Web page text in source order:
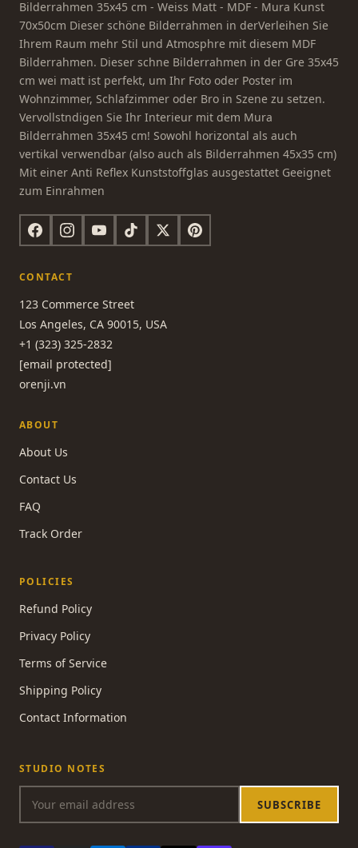
Bilderrahmen 35x45 cm - Weiss Matt - MDF - Mura Kunst
70x50cm Dieser schöne Bilderrahmen in derVerleihen Sie
Ihrem Raum mehr Stil und Atmosphre mit diesem MDF
Bilderrahmen. Dieser schne Bilderrahmen in der Gre 35x45
cm wei matt ist perfekt, um Ihr Foto oder Poster im
Wohnzimmer, Schlafzimmer oder Bro in Szene zu setzen.
Vervollstndigen Sie Ihr Interieur mit dem Mura
Bilderrahmen 35x45 cm! Sowohl horizontal als auch
vertikal verwendbar (also auch als Bilderrahmen 45x35 cm)
Mit einer Anti Reflex Kunststoffglas ausgestattet Geeignet
zum Einrahmen
CONTACT
123 Commerce Street
Los Angeles, CA 90015, USA
+1 (323) 325-2832
[email protected]
orenji.vn
ABOUT
About Us
Contact Us
FAQ
Track Order
POLICIES
Refund Policy
Privacy Policy
Terms of Service
Shipping Policy
Contact Information
STUDIO NOTES
SUBSCRIBE